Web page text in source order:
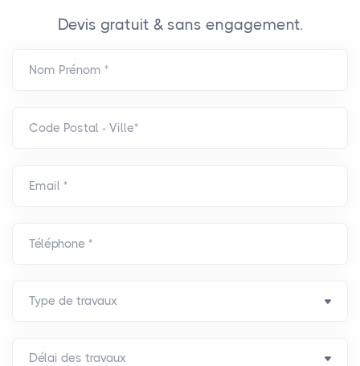
Devis gratuit & sans engagement.
Nom Prénom *
Code Postal - Ville*
Email *
Téléphone *